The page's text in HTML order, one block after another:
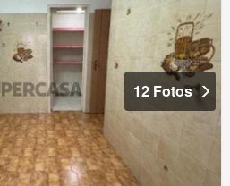
12 Fotos